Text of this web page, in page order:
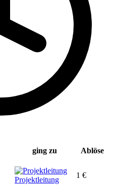
ging zu Ablöse
Projektleitung
1 €